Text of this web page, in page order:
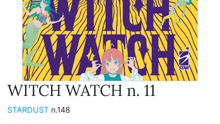
WITCH WATCH n. 11
STARDUST n.148